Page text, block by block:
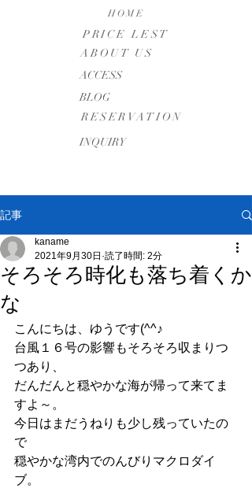
HOME
PRICE LEST
ABOUT US
​ACCESS
BLOG
RESERVATION
INQUIRY
記事
そろそろ時化も落ち着くか
な
kaname
2021年9月30日 読了時間: 2分
こんにちは、ゆうです(^^♪
台風１６号の影響もそろそろ収まりつ
つあり、
だんだんと穏やかな海が帰って来てま
すよ～。
今日はまだうねりも少し残っていたの
で
穏やかな湾内でのんびりマクロダイ
ブ。